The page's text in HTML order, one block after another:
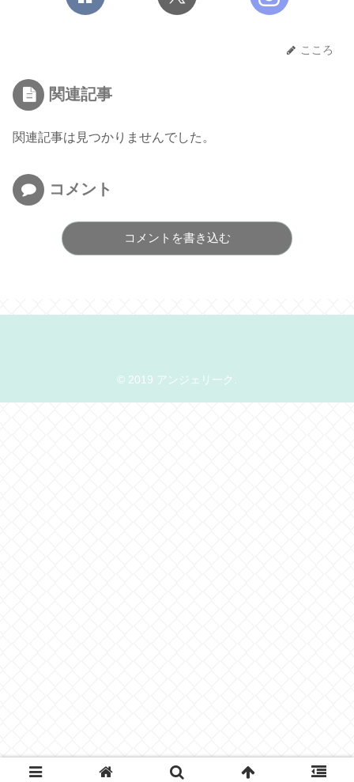
こころ
関連記事
関連記事は見つかりませんでした。
コメント
コメントを書き込む
© 2019 アンジェリーク.